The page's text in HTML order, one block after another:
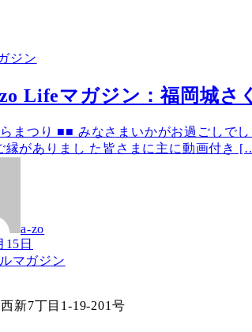
ジン
Lifeマガジン：福岡城さ
まつり ■■ みなさまいかがお過ごしで
縁がありまし た皆さまに主に動画付き
a-zo
15日
マガジン
新7丁目1-19-201号